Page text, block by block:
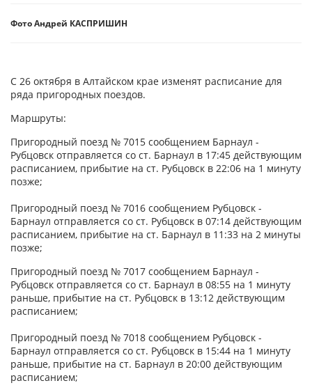
Фото Андрей КАСПРИШИН
С 26 октября в Алтайском крае изменят расписание для
ряда пригородных поездов.
Маршруты:
Пригородный поезд № 7015 сообщением Барнаул -
Рубцовск отправляется со ст. Барнаул в 17:45 действующим
расписанием, прибытие на ст. Рубцовск в 22:06 на 1 минуту
позже;
Пригородный поезд № 7016 сообщением Рубцовск -
Барнаул отправляется со ст. Рубцовск в 07:14 действующим
расписанием, прибытие на ст. Барнаул в 11:33 на 2 минуты
позже;
Пригородный поезд № 7017 сообщением Барнаул -
Рубцовск отправляется со ст. Барнаул в 08:55 на 1 минуту
раньше, прибытие на ст. Рубцовск в 13:12 действующим
расписанием;
Пригородный поезд № 7018 сообщением Рубцовск -
Барнаул отправляется со ст. Рубцовск в 15:44 на 1 минуту
раньше, прибытие на ст. Барнаул в 20:00 действующим
расписанием;